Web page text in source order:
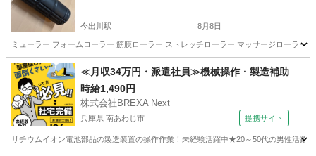
今出川駅 8月8日
ミューラー フォームローラー 筋膜ローラー ストレッチローラー マッサージローラ
京都 京都市 今出川駅 その他 筋膜
≪月収34万円・派遣社員≫機械操作・製造補助
時給1,490円
株式会社BREXA Next
兵庫県 南あわじ市 提携サイト
リチウムイオン電池部品の製造装置の操作作業！未経験活躍中★20～50代の男性活